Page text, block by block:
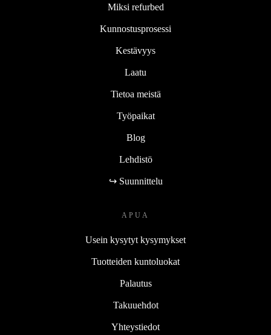
Miksi refurbed
Kunnostusprosessi
Kestävyys
Laatu
Tietoa meistä
Työpaikat
Blog
Lehdistö
↪ Suunnittelu
APUA
Usein kysytyt kysymykset
Tuotteiden kuntoluokat
Palautus
Takuuehdot
Yhteystiedot